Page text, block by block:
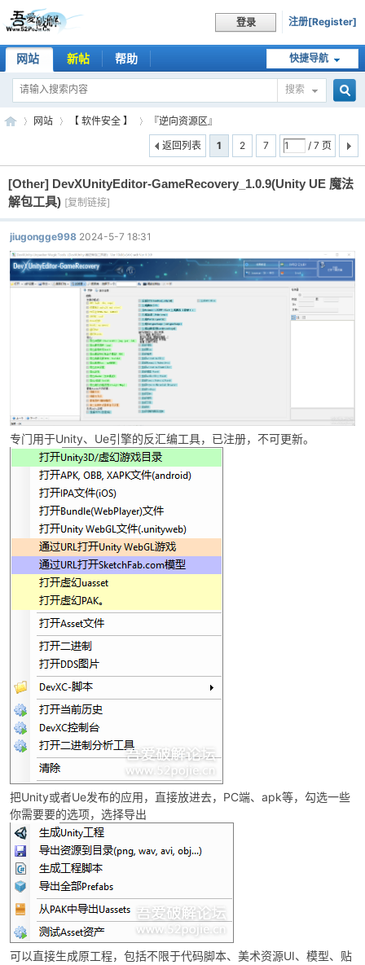
登录 注册[Register]
快捷导航
网站 新帖 帮助
搜索
索
吾 »
网站
›
【 软件安全 】
›
『逆向资源区』
1
2 7 / 7 页
返回列表
[Other] DevXUnityEditor-GameRecovery_1.0.9(Unity UE 魔法
解包工具) [复制链接]
jiugongge998 2024-5-7 18:31
专门用于Unity、Ue引擎的反汇编工具，已注册，不可更新。
把Unity或者Ue发布的应用，直接放进去，PC端、apk等，勾选一些
你需要要的选项，选择导出
可以直接生成原工程，包括不限于代码脚本、美术资源UI、模型、贴